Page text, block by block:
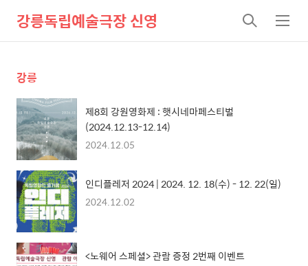
강릉독립예술극장 신영
검
색
메
뉴
강릉
제8회 강원영화제 : 햇시네마페스티벌
(2024.12.13-12.14)
2024.12.05
인디플레저 2024 | 2024. 12. 18(수) - 12. 22(일)
2024.12.02
<노웨어 스페셜> 관람 증정 2번째 이벤트